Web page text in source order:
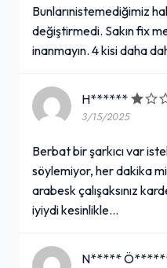
Bunlarınistemediğimiz
değiştirmedi. Sakın fix
inanmayın. 4 kisi daha
H******
3/15/2025
Berbat bir şarkıcı var
söylemiyor, her dakika
arabesk çalışaksınız
iyiydi kesinlikle…
N*****